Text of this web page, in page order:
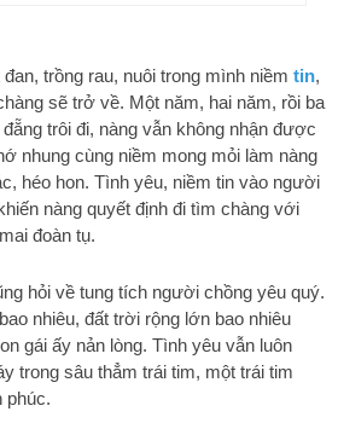
trồng rau, nuôi trong mình niềm tin,
sẽ trở về. Một năm, hai năm, rồi ba
trôi đi, nàng vẫn không nhận được
nhung cùng niềm mong mỏi làm nàng
héo hon. Tình yêu, niềm tin vào người
nàng quyết định đi tìm chàng với
đoàn tụ.
hỏi về tung tích người chồng yêu quý.
nhiêu, đất trời rộng lớn bao nhiêu
gái ấy nản lòng. Tình yêu vẫn luôn
trong sâu thẳm trái tim, một trái tim
phúc.